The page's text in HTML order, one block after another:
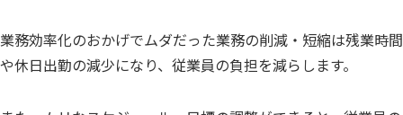
業務効率化のおかげでムダだった業務の削減・短縮は残業時間
や休日出勤の減少になり、従業員の負担を減らします。